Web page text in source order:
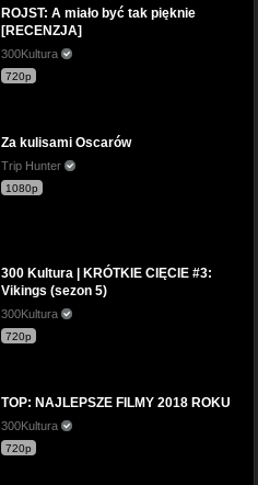
ROJST: A miało być tak pięknie
[RECENZJA]
300Kultura
720p
Za kulisami Oscarów
Trip Hunter
1080p
300 Kultura | KRÓTKIE CIĘCIE #3:
Vikings (sezon 5)
300Kultura
720p
TOP: NAJLEPSZE FILMY 2018 ROKU
300Kultura
720p